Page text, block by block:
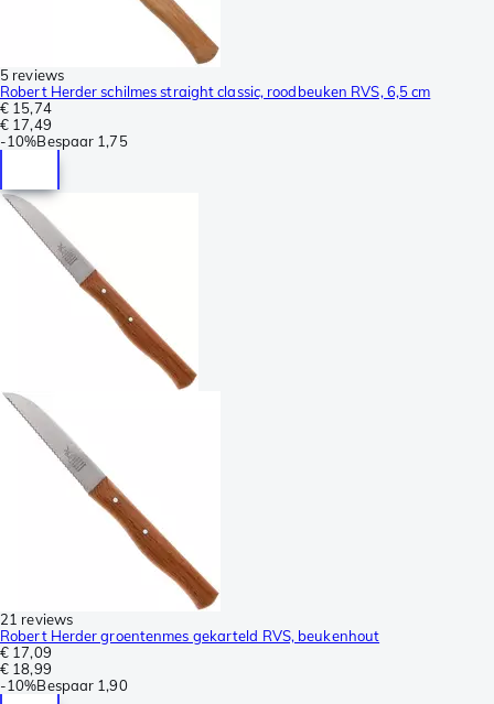
5 reviews
Robert Herder schilmes straight classic, roodbeuken RVS, 6,5 cm
€ 15,74
€ 17,49
-10%Bespaar 1,75
21 reviews
Robert Herder groentenmes gekarteld RVS, beukenhout
€ 17,09
€ 18,99
-10%Bespaar 1,90